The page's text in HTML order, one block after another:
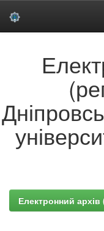
Електронний